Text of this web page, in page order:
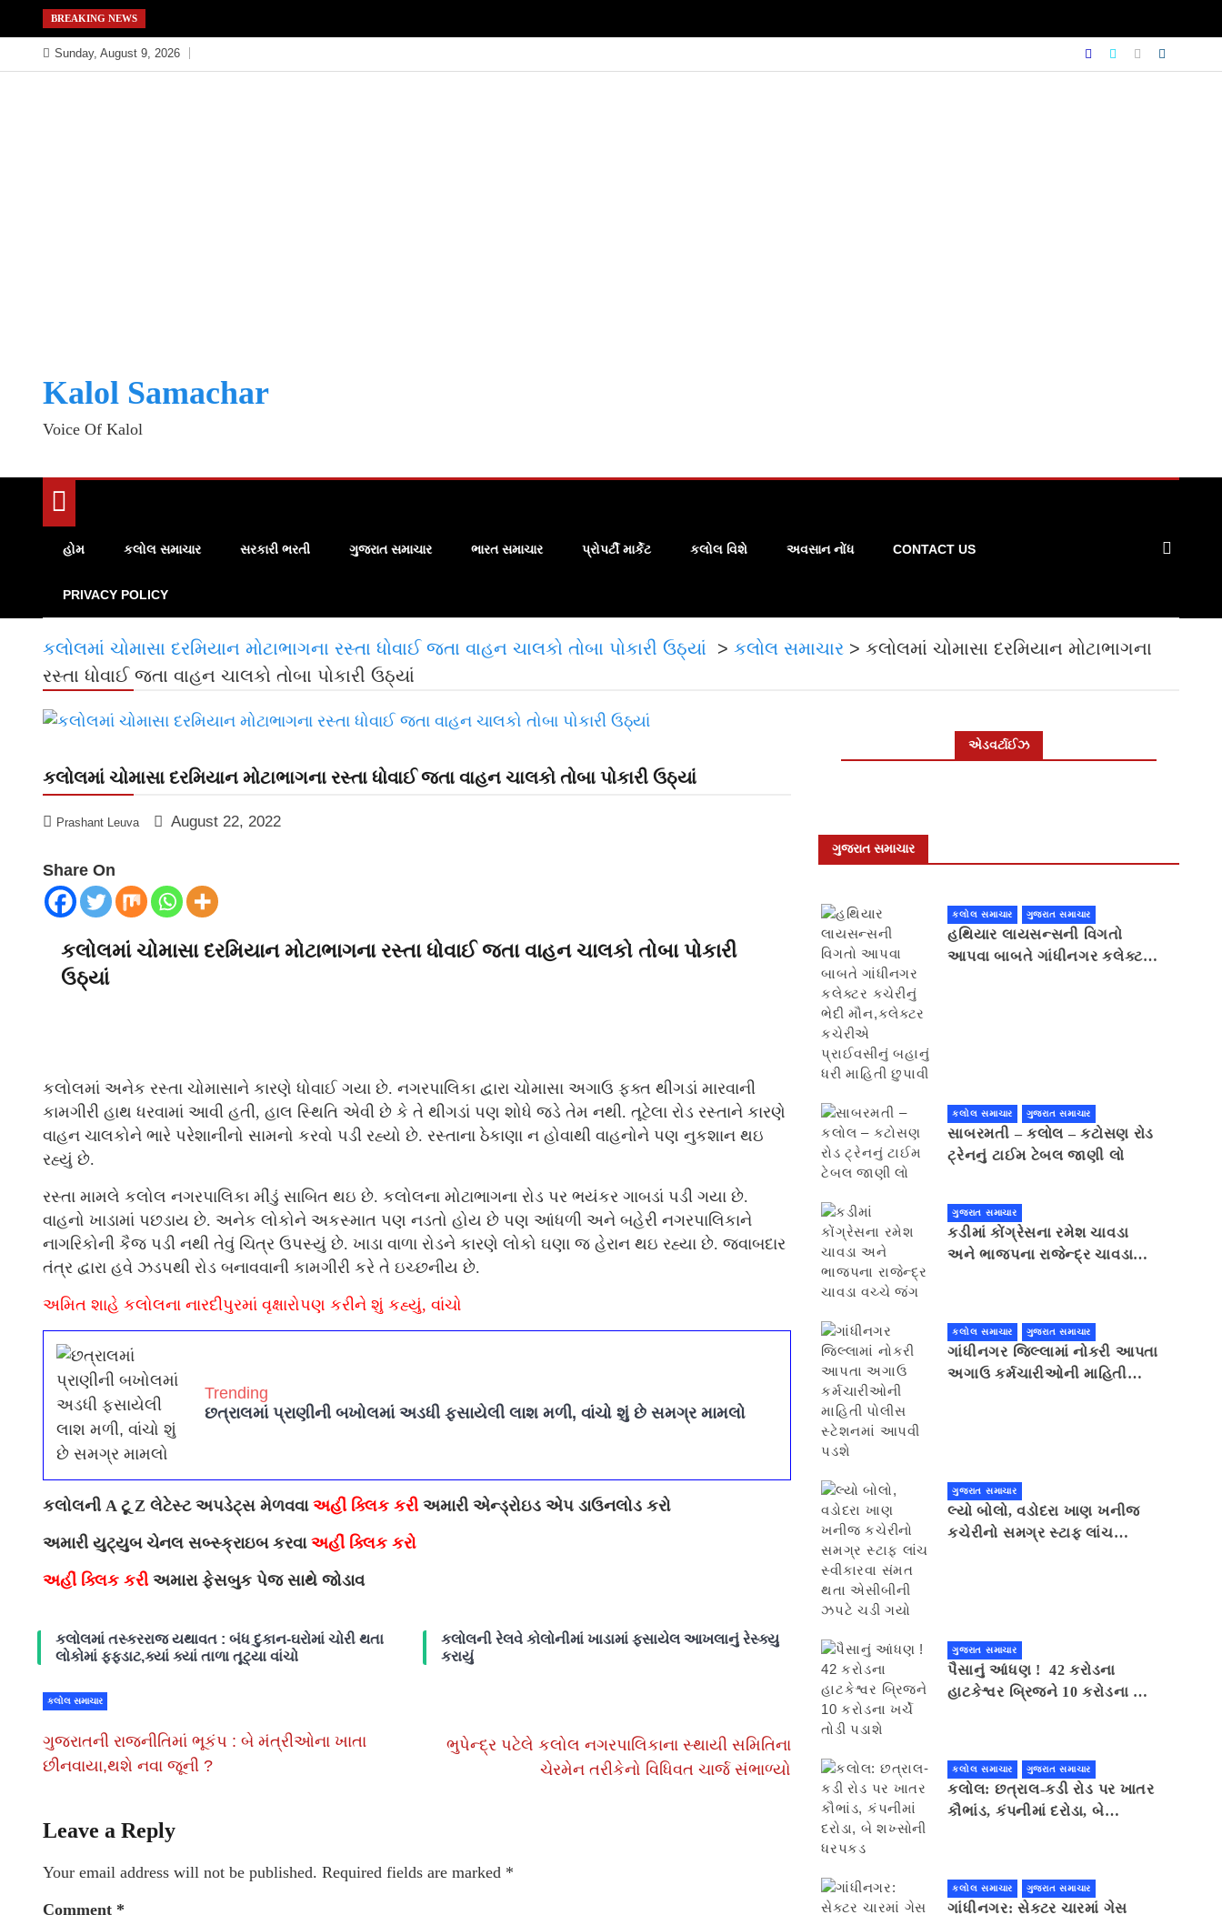
to
content
BREAKING NEWS
Sunday, August 9, 2026
Kalol Samachar
Voice Of Kalol
હોમ કલોલ સમાચાર સરકારી ભરતી ગુજરાત સમાચાર ભારત સમાચાર પ્રોપર્ટી માર્કેટ કલોલ વિશે અવસાન નોંધ CONTACT US
PRIVACY POLICY
કલોલમાં ચોમાસા દરમિયાન મોટાભાગના રસ્તા ધોવાઈ જતા વાહન ચાલકો તોબા પોકારી ઉઠ્યાં > કલોલ સમાચાર > કલોલમાં ચોમાસા દરમિયાન મોટાભાગના
રસ્તા ધોવાઈ જતા વાહન ચાલકો તોબા પોકારી ઉઠ્યાં
કલોલમાં ચોમાસા દરમિયાન મોટાભાગના રસ્તા ધોવાઈ જતા વાહન ચાલકો તોબા પોકારી ઉઠ્યાં
Prashant Leuva August 22, 2022
Share On
કલોલમાં ચોમાસા દરમિયાન મોટાભાગના રસ્તા ધોવાઈ જતા વાહન ચાલકો તોબા પોકારી
ઉઠ્યાં
કલોલમાં અનેક રસ્તા ચોમાસાને કારણે ધોવાઈ ગયા છે. નગરપાલિકા દ્વારા ચોમાસા અગાઉ ફક્ત થીગડાં મારવાની
કામગીરી હાથ ધરવામાં આવી હતી, હાલ સ્થિતિ એવી છે કે તે થીગડાં પણ શોધે જડે તેમ નથી. તૂટેલા રોડ રસ્તાને કારણે
વાહન ચાલકોને ભારે પરેશાનીનો સામનો કરવો પડી રહ્યો છે. રસ્તાના ઠેકાણા ન હોવાથી વાહનોને પણ નુકશાન થઇ
રહ્યું છે.
રસ્તા મામલે કલોલ નગરપાલિકા મીંડું સાબિત થઇ છે. કલોલના મોટાભાગના રોડ પર ભયંકર ગાબડાં પડી ગયા છે.
વાહનો ખાડામાં પછડાય છે. અનેક લોકોને અકસ્માત પણ નડતો હોય છે પણ આંધળી અને બહેરી નગરપાલિકાને
નાગરિકોની કૈજ પડી નથી તેવું ચિત્ર ઉપસ્યું છે. ખાડા વાળા રોડને કારણે લોકો ઘણા જ હેરાન થઇ રહ્યા છે. જવાબદાર
તંત્ર દ્વારા હવે ઝડપથી રોડ બનાવવાની કામગીરી કરે તે ઇચ્છનીય છે.
અમિત શાહે કલોલના નારદીપુરમાં વૃક્ષારોપણ કરીને શું કહ્યું, વાંચો
Trending
છત્રાલમાં પ્રાણીની બખોલમાં અડધી ફસાયેલી લાશ મળી, વાંચો શું છે સમગ્ર મામલો
કલોલની A ટૂ Z લેટેસ્ટ અપડેટ્સ મેળવવા અહીં ક્લિક કરી અમારી એન્ડ્રોઇડ એપ ડાઉનલોડ કરો
અમારી યુટ્યુબ ચેનલ સબ્સ્ક્રાઇબ કરવા અહીં ક્લિક કરો
અહીં ક્લિક કરી અમારા ફેસબુક પેજ સાથે જોડાવ
કલોલમાં તસ્કરરાજ યથાવત : બંધ દુકાન-ઘરોમાં ચોરી થતા
લોકોમાં ફફડાટ,ક્યાં ક્યાં તાળા તૂટ્યા વાંચો
કલોલની રેલવે કોલોનીમાં ખાડામાં ફસાયેલ આખલાનું રેસ્ક્યુ
કરાયું
કલોલ સમાચાર
ગુજરાતની રાજનીતિમાં ભૂકંપ : બે મંત્રીઓના ખાતા
છીનવાયા,થશે નવા જૂની ?
ભુપેન્દ્ર પટેલે કલોલ નગરપાલિકાના સ્થાયી સમિતિના
ચેરમેન તરીકેનો વિધિવત ચાર્જ સંભાળ્યો
Leave a Reply
Your email address will not be published. Required fields are marked *
Comment *
એડવર્ટાઈઝ
ગુજરાત સમાચાર
કલોલ સમાચાર ગુજરાત સમાચાર
હથિયાર લાયસન્સની વિગતો
આપવા બાબતે ગાંધીનગર કલેક્ટર
કલોલ સમાચાર ગુજરાત સમાચાર
સાબરમતી – કલોલ – કટોસણ રોડ
ટ્રેનનું ટાઈમ ટેબલ જાણી લો
ગુજરાત સમાચાર
કડીમાં કોંગ્રેસના રમેશ ચાવડા
અને ભાજપના રાજેન્દ્ર ચાવડા
કલોલ સમાચાર ગુજરાત સમાચાર
ગાંધીનગર જિલ્લામાં નોકરી આપતા
અગાઉ કર્મચારીઓની માહિતી
ગુજરાત સમાચાર
લ્યો બોલો, વડોદરા ખાણ ખનીજ
કચેરીનો સમગ્ર સ્ટાફ લાંચ
ગુજરાત સમાચાર
પૈસાનું આંધણ ! 42 કરોડના
હાટકેશ્વર બ્રિજને 10 કરોડના ખર્ચે
કલોલ સમાચાર ગુજરાત સમાચાર
કલોલ: છત્રાલ-કડી રોડ પર ખાતર
કૌભાંડ, કંપનીમાં દરોડા, બે
કલોલ સમાચાર ગુજરાત સમાચાર
ગાંધીનગર: સેક્ટર ચારમાં ગેસ